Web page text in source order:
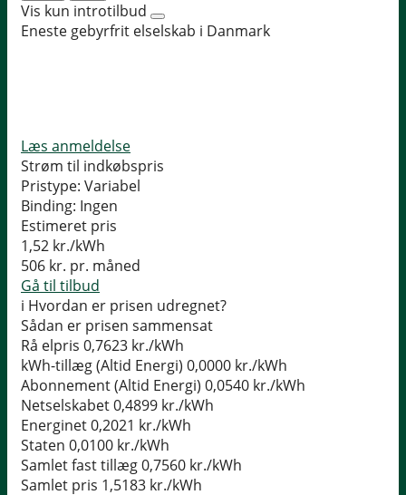
Vis kun introtilbud
Eneste gebyrfrit elselskab i Danmark
Læs anmeldelse
Strøm til indkøbspris
Pristype: Variabel
Binding: Ingen
Estimeret pris
1,52 kr./kWh
506 kr. pr. måned
Gå til tilbud
i Hvordan er prisen udregnet?
Sådan er prisen sammensat
Rå elpris 0,7623 kr./kWh
kWh-tillæg (Altid Energi) 0,0000 kr./kWh
Abonnement (Altid Energi) 0,0540 kr./kWh
Netselskabet0,4899 kr./kWh
Energinet0,2021 kr./kWh
Staten 0,0100 kr./kWh
Samlet fast tillæg0,7560 kr./kWh
Samlet pris 1,5183 kr./kWh